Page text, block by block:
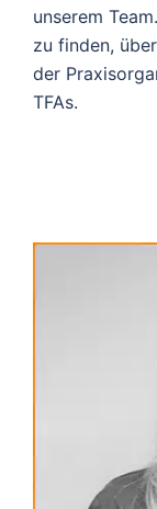
unserem
zu finden,
der
TFAs.